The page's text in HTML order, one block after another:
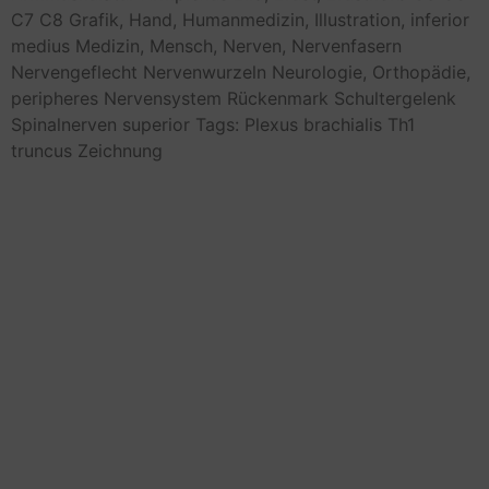
C7 C8 Grafik, Hand, Humanmedizin, Illustration, inferior
medius Medizin, Mensch, Nerven, Nervenfasern
Nervengeflecht Nervenwurzeln Neurologie, Orthopädie,
peripheres Nervensystem Rückenmark Schultergelenk
Spinalnerven superior Tags: Plexus brachialis Th1
truncus Zeichnung